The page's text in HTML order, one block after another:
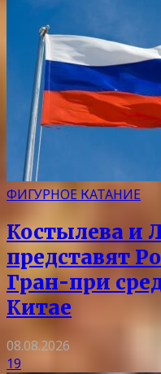
ФИГУРНОЕ КАТАНИЕ
Костылева и
представят
Гран-при
Китае
08.08.2026
19